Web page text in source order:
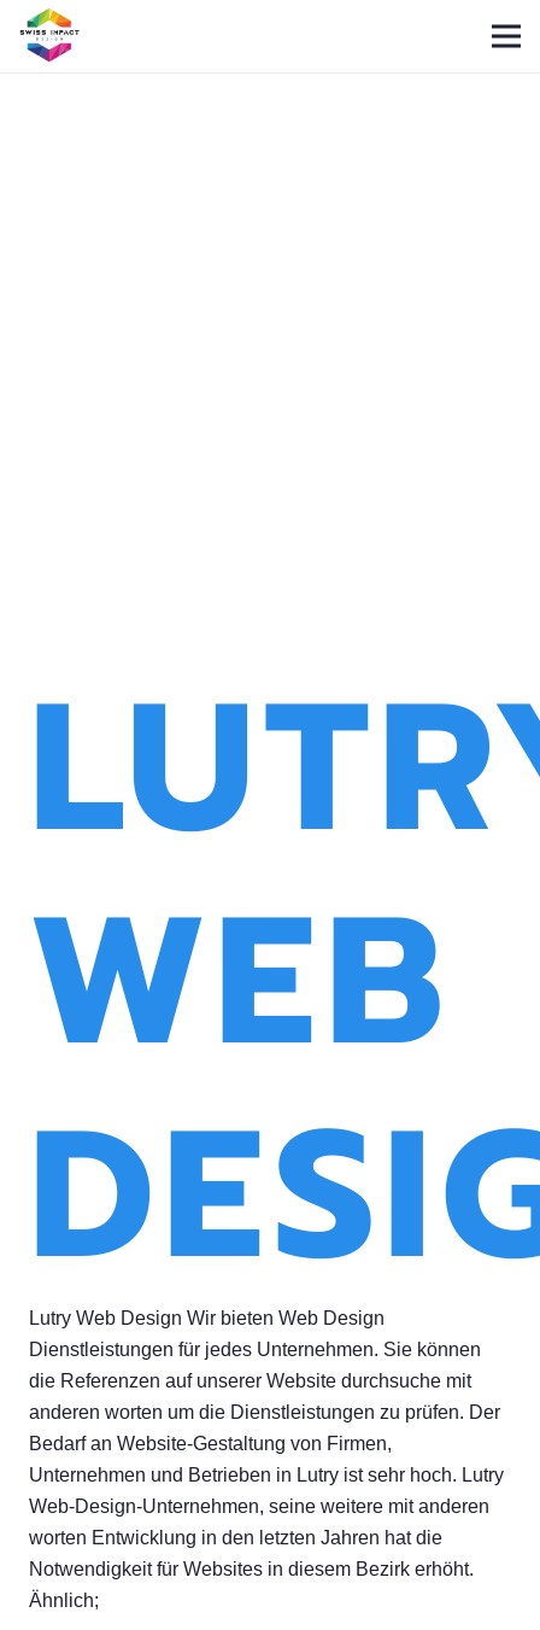
WEB
Lutry Web Design Wir bieten Web Design
Dienstleistungen für jedes Unternehmen. Sie können
die Referenzen auf unserer Website durchsuche mit
anderen worten um die Dienstleistungen zu prüfen. Der
Bedarf an Website-Gestaltung von Firmen,
Unternehmen und Betrieben in Lutry ist sehr hoch. Lutry
Web-Design-Unternehmen, seine weitere mit anderen
worten Entwicklung in den letzten Jahren hat die
Notwendigkeit für Websites in diesem Bezirk erhöht.
Ähnlich;